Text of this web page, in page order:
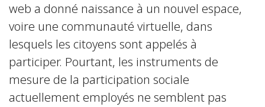
web a donné naissance à un nouvel espace,
voire une communauté virtuelle, dans
lesquels les citoyens sont appelés à
participer. Pourtant, les instruments de
mesure de la participation sociale
actuellement employés ne semblent pas